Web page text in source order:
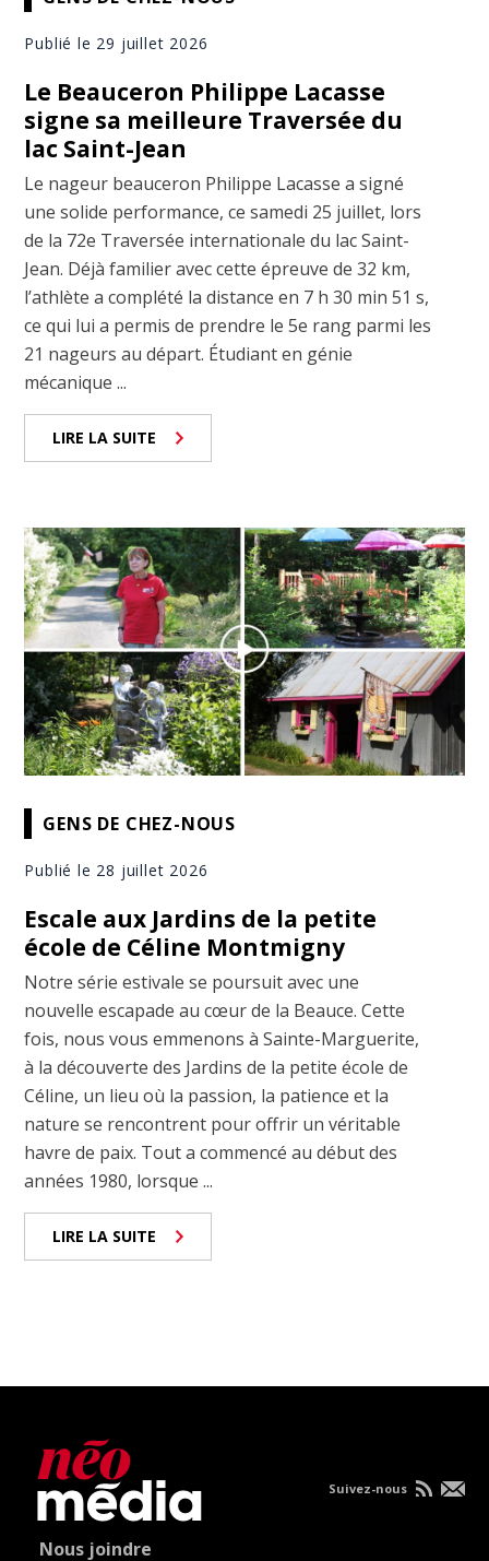
Publié le 29 juillet 2026
Le Beauceron Philippe Lacasse
signe sa meilleure Traversée du
lac Saint-Jean
Le nageur beauceron Philippe Lacasse a signé
une solide performance, ce samedi 25 juillet, lors
de la 72e Traversée internationale du lac Saint-
Jean. Déjà familier avec cette épreuve de 32 km,
l’athlète a complété la distance en 7 h 30 min 51 s,
ce qui lui a permis de prendre le 5e rang parmi les
21 nageurs au départ. Étudiant en génie
mécanique ...
LIRE LA SUITE
GENS DE CHEZ-NOUS
Publié le 28 juillet 2026
Escale aux Jardins de la petite
école de Céline Montmigny
Notre série estivale se poursuit avec une
nouvelle escapade au cœur de la Beauce. Cette
fois, nous vous emmenons à Sainte-Marguerite,
à la découverte des Jardins de la petite école de
Céline, un lieu où la passion, la patience et la
nature se rencontrent pour offrir un véritable
havre de paix. Tout a commencé au début des
années 1980, lorsque ...
LIRE LA SUITE
Nous joindre
Suivez-nous